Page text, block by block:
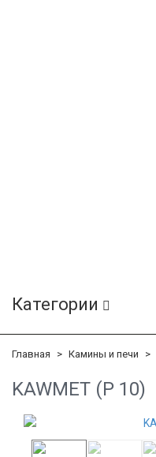
Категории
Главная Камины и печи
KAWMET (P 10)